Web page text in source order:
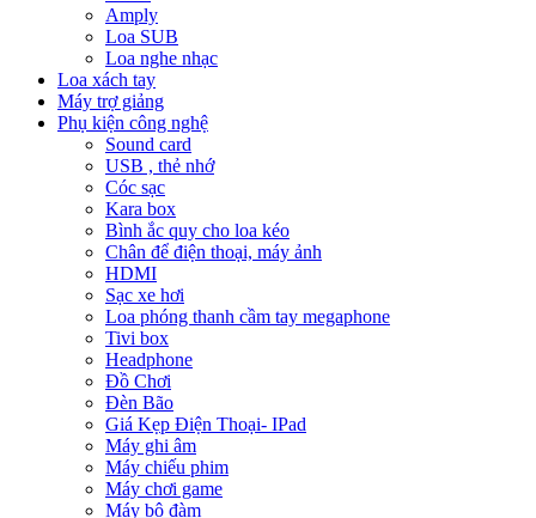
Amply
Loa SUB
Loa nghe nhạc
Loa xách tay
Máy trợ giảng
Phụ kiện công nghệ
Sound card
USB , thẻ nhớ
Cóc sạc
Kara box
Bình ắc quy cho loa kéo
Chân để điện thoại, máy ảnh
HDMI
Sạc xe hơi
Loa phóng thanh cầm tay megaphone
Tivi box
Headphone
Đồ Chơi
Đèn Bão
Giá Kẹp Điện Thoại- IPad
Máy ghi âm
Máy chiếu phim
Máy chơi game
Máy bộ đàm